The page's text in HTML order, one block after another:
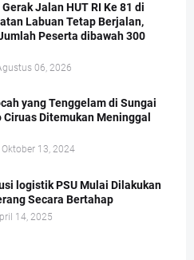
Jalan HUT RI Ke 81 di
Labuan Tetap Berjalan,
Peserta dibawah 300
06, 2026
yang Tenggelam di Sungai
Ciruas Ditemukan Meninggal
13, 2024
logistik PSU Mulai Dilakukan
Secara Bertahap
14, 2025